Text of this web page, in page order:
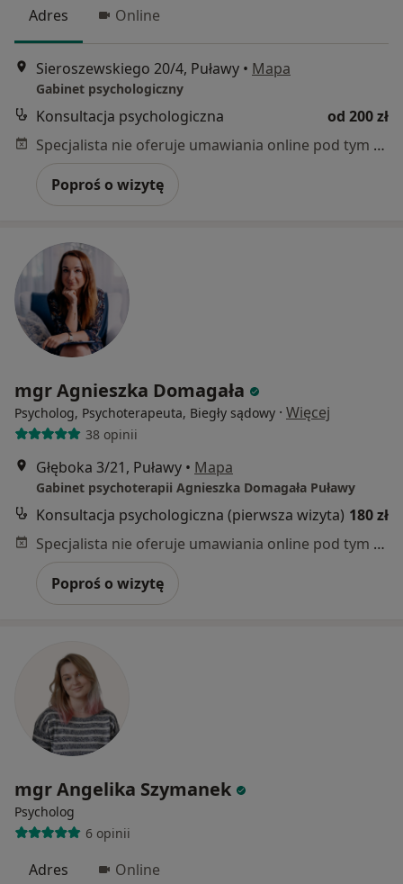
Adres Online
Sieroszewskiego 20/4, Puławy • Mapa
Gabinet psychologiczny
Konsultacja psychologiczna
od 200 zł
Specjalista nie oferuje umawiania online pod tym adresem.
Poproś o wizytę
mgr Agnieszka Domagała
Psycholog, Psychoterapeuta, Biegły sądowy · Więcej
38 opinii
Głęboka 3/21, Puławy • Mapa
Gabinet psychoterapii Agnieszka Domagała Puławy
Konsultacja psychologiczna (pierwsza wizyta) 180 zł
Specjalista nie oferuje umawiania online pod tym adresem.
Poproś o wizytę
mgr Angelika Szymanek
Psycholog
6 opinii
Adres Online